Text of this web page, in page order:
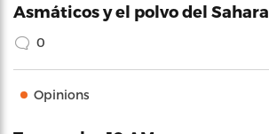
Asmáticos y el polvo del Sahara
0
Opinions